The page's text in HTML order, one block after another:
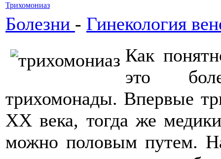
Трихомониаз
Болезни - Гинекология
Как
это
трихомонады. Впервые
XX века, тогда же
можно половым путем.